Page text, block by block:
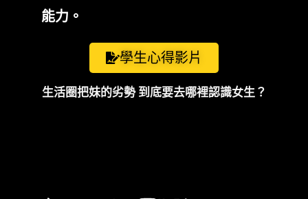
能力。
學生心得影片
生活圈把妹的劣勢 到底要去哪裡認識女生？